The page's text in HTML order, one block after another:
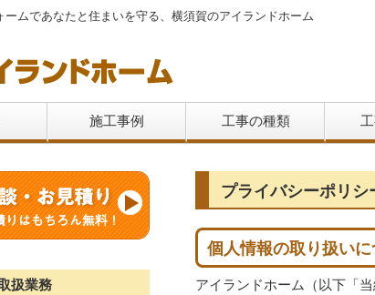
ームであなたと住まいを守る、横須賀のアイランドホーム
施工事例 工事の種類
プライバシーポリシ
個人情報の取り扱いに
アイランドホーム（以下「
扱業務